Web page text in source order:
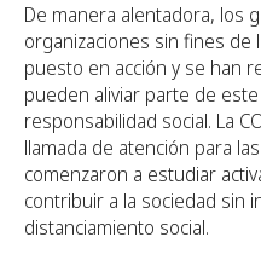
De manera alentadora, los
organizaciones sin fines
puesto en acción y se han
pueden aliviar parte de
responsabilidad social. La
llamada de atención para
comenzaron a estudiar
contribuir a la sociedad sin
distanciamiento social.